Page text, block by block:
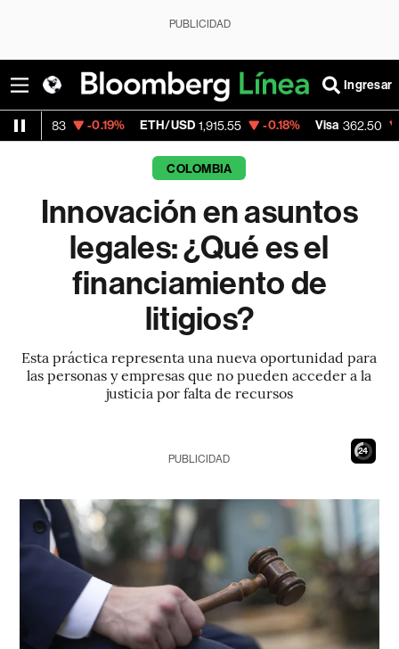
PUBLICIDAD
Ingresar
ETH/USD 1,915.55 -0.18% Visa 362.50 -2.15%
COLOMBIA
Innovación en asuntos
legales: ¿Qué es el
financiamiento de
litigios?
Esta práctica representa una nueva oportunidad para
las personas y empresas que no pueden acceder a la
justicia por falta de recursos
22
PUBLICIDAD